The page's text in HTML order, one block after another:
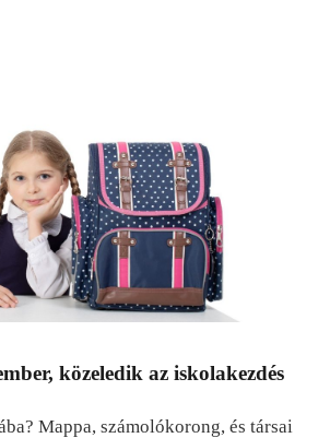
közeledik az iskolakezdés
Mappa, számolókorong, és társai